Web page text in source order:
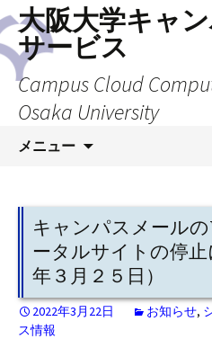
大阪大学キャ
サービス
Campus Cloud
Osaka University
メニュー
ツ
へ
ス
キ
ッ
キャンパスメール
ータルサイトの停
年３月２５日）
2022年3月22日 お知らせ,
ス情報